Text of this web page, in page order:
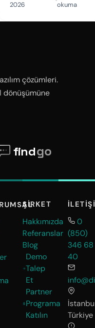
2026
okuma
çözümleri.
dönüşümüne
ŞIRKET
Hakkımızda
Referanslar
Blog
Demo
Talep
Et
Partner
Programa
Katılın
0
(850)
346 68
40
Türkiye